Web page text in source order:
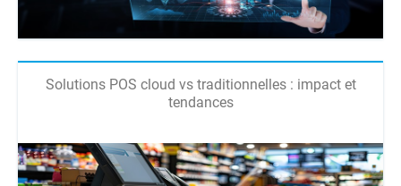
Solutions POS cloud vs traditionnelles : impact et
tendances